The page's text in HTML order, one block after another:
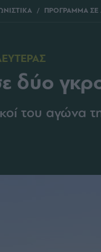
ΠΡΟΓΡΑΜΜΑ ΣΕ
δύο
του αγώνα